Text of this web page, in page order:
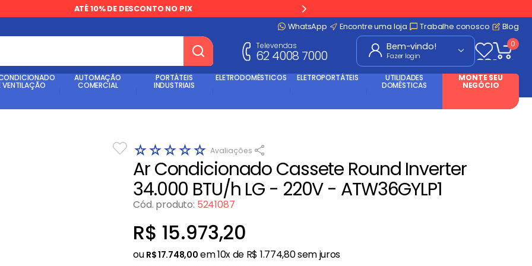
ATÉ 10% DE DESCONTO NO PIX
WhatsApp
Encontre uma loja Trabalhe conosco Blog
Televendas
62 4008 7000 Fazer login
0
VENTILAÇÃO
AUTOMAÇÃO
COMERCIAL
PORTÁTEIS
INDUSTRIAIS
ELETRODOMÉSTICOS ELETROPORTÁTEIS UTILIDADES
DOMÉSTICAS
MONTE SEU
NEGÓCIO
☆☆☆☆☆
Ar Condicionado Cassete Round Inverter
34.000 BTU/h LG - 220V - ATW36GYLP1
Cód. produto: 5241087
R$ 15.973,20
ou R$17.748,00 em10x de R$ 1.774,80sem juros